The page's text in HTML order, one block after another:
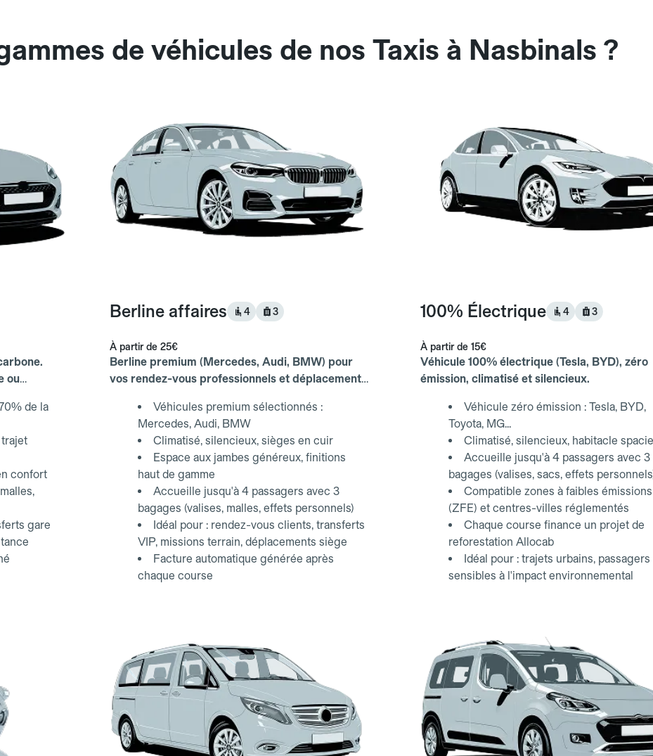
de véhicules de nos Taxis à Nasbinals ?
ou
de la
confort
gare
Berline affaires 4 3
À partir de 25€
Berline premium (Mercedes, Audi, BMW) pour
vos rendez-vous professionnels et déplacements
Véhicules premium sélectionnés :
Mercedes, Audi, BMW
Climatisé, silencieux, sièges en cuir
Espace aux jambes généreux, finitions
haut de gamme
Accueille jusqu'à 4 passagers avec 3
bagages (valises, malles, effets personnels)
Idéal pour : rendez-vous clients, transferts
VIP, missions terrain, déplacements siège
Facture automatique générée après
chaque course
100% Électrique 4 3
À partir de 15€
Véhicule 100% électrique (Tesla, BYD), zéro
émission, climatisé et silencieux.
Véhicule zéro émission : Tesla, BYD,
Toyota, MG...
Climatisé, silencieux, habitacle
Accueille jusqu'à 4 passagers avec 3
bagages (valises, sacs, effets
Compatible zones à faibles émissions
(ZFE) et centres-villes réglementés
Chaque course finance un projet de
reforestation Allocab
Idéal pour : trajets urbains, passagers
sensibles à l'impact environnemental